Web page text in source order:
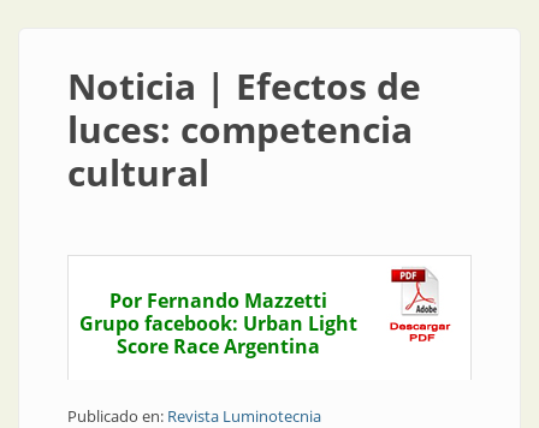
Noticia | Efectos de
luces: competencia
cultural
Por Fernando Mazzetti
Grupo facebook: Urban Light
Score Race Argentina
Publicado en: Revista Luminotecnia